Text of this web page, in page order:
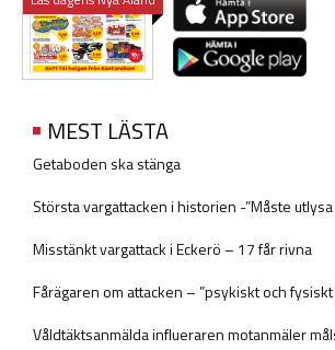
MEST LÄSTA
Getaboden ska stänga
Största vargattacken i historien -”Måste
Misstänkt vargattack i Eckerö – 17 får rivna
Fårägaren om attacken – ”psykiskt och
Våldtäktsanmälda influeraren motanmäler